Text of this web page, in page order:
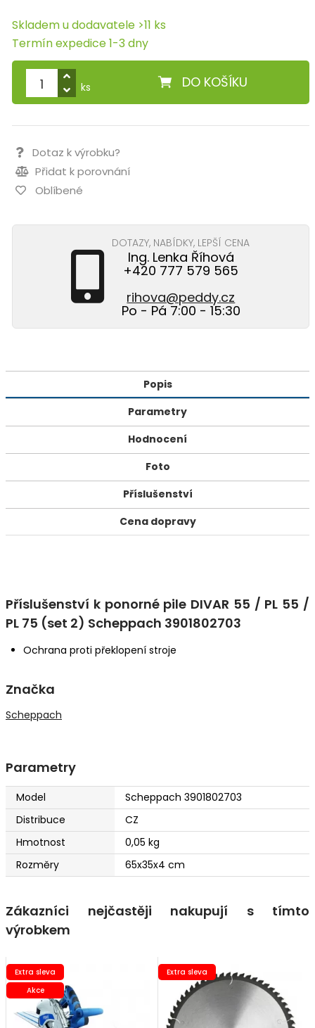
Skladem u dodavatele >11 ks
Termín expedice 1-3 dny
DO KOŠÍKU
ks
Dotaz k výrobku?
Přidat k porovnání
Oblíbené
DOTAZY, NABÍDKY, LEPŠÍ CENA
Ing. Lenka Říhová
+420 777 579 565
rihova@peddy.cz
Po - Pá 7:00 - 15:30
Popis
Parametry
Hodnocení
Foto
Příslušenství
Cena dopravy
Příslušenství k ponorné pile DIVAR 55 / PL 55 /
PL 75 (set 2) Scheppach 3901802703
Ochrana proti překlopení stroje
Značka
Scheppach
Parametry
Model
Scheppach 3901802703
Distribuce
CZ
Hmotnost
0,05 kg
Rozměry
65x35x4 cm
Zákazníci nejčastěji nakupují s tímto
výrobkem
Extra sleva
Akce
Extra sleva